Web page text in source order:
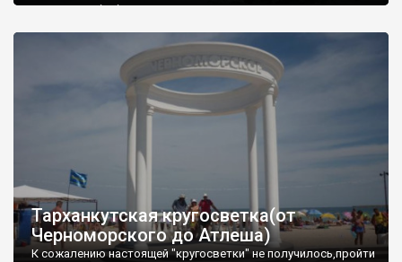
запрошую відвідати це
Тарханкутская кругосветка(от
Черноморского до Атлеша)
К сожалению настоящей "кругосветки" не получилось,пройти